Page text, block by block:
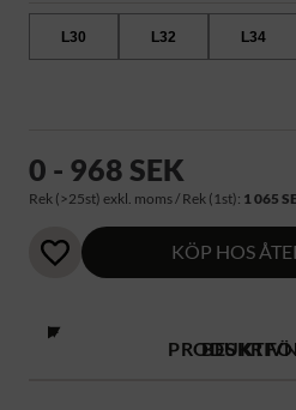
L30 L32 L34
0 - 968 SEK
Rek (>25st) exkl. moms / Rek (1st): 1 065
KÖP HOS